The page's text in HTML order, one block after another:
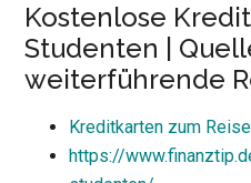
Kostenlose
Studenten |
weiterführende
Kreditkarten zum
https://